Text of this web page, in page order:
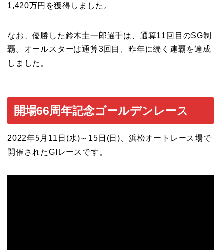
1,420万円を獲得しました。
なお、優勝した鈴木圭一郎選手は、通算11回目のSG制
覇。オールスターは通算3回目、昨年に続く連覇を達成
しました。
開場66周年記念ゴールデンレース
2022年5月11日(水)～15日(日)、浜松オートレース場で
開催されたGIレースです。